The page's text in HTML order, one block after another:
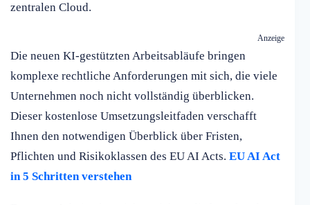
zentralen Cloud.
Anzeige
Die neuen KI-gestützten Arbeitsabläufe bringen
komplexe rechtliche Anforderungen mit sich, die viele
Unternehmen noch nicht vollständig überblicken.
Dieser kostenlose Umsetzungsleitfaden verschafft
Ihnen den notwendigen Überblick über Fristen,
Pflichten und Risikoklassen des EU AI Acts. EU AI Act
in 5 Schritten verstehen